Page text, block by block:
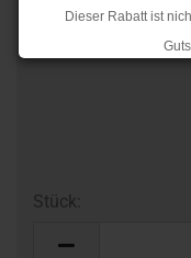
Dieser Rabatt ist
Ab dem 17.08.2026
Stück: